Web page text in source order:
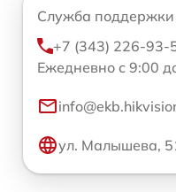
Служба поддержки
+7 (343) 226-93-
Ежедневно с 9:00
ул. Малышева,